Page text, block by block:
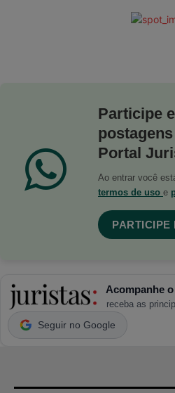
Participe
Portal
Ao entrar você
termos de uso e
Acompanhe
receba as
Seguir no Google